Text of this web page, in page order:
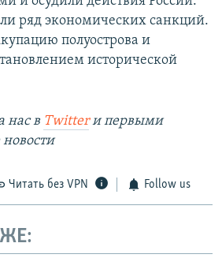
ряд экономических санкций.
полуострова и
исторической
наcв Twitterи первыми
новости
Читать без VPN Follow us